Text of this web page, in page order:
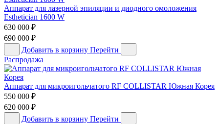
Аппарат для лазерной эпиляции и диодного омоложения
Esthetician 1600 W
630 000 ₽
690 000 ₽
Добавить в корзину Перейти
Распродажа
Аппарат для микроигольчатого RF COLLISTAR Южная Корея
550 000 ₽
620 000 ₽
Добавить в корзину Перейти